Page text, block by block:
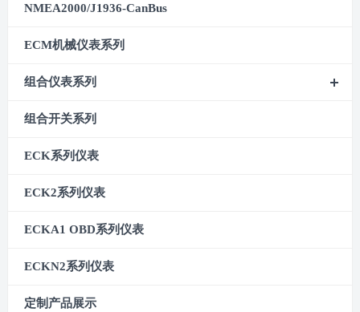
NMEA2000/J1936-CanBus
ECM机械仪表系列
组合仪表系列
组合开关系列
ECK系列仪表
ECK2系列仪表
ECKA1 OBD系列仪表
ECKN2系列仪表
定制产品展示